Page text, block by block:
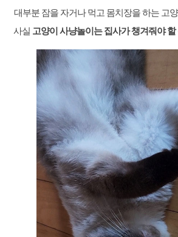
대부분 잠을 자거나 먹고 몸치장을 하는 고
사실 고양이 사냥놀이는 집사가 챙겨줘야 할